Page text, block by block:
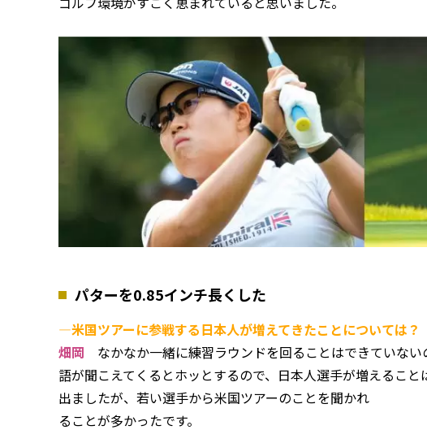
パターを0.85インチ長くした
―米国ツアーに参戦する日本人が増えてきたことについては？
畑岡 なかなか一緒に練習ラウンドを回ることはできていな
語が聞こえてくるとホッとするので、日本人選手が増えるこ
出ましたが、若い選手から米国ツアーのことを聞かれ
ることが多かったです。